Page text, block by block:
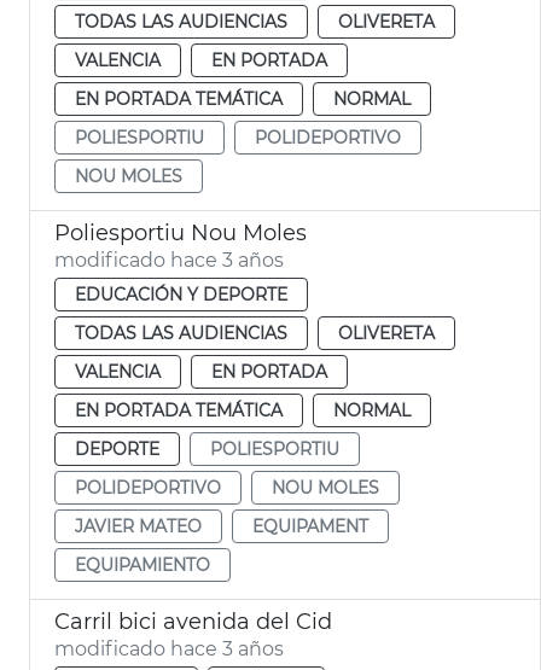
TODAS LAS AUDIENCIAS
OLIVERETA
VALENCIA
EN PORTADA
EN PORTADA TEMÁTICA
NORMAL
POLIESPORTIU
POLIDEPORTIVO
NOU MOLES
Poliesportiu Nou Moles
modificado hace 3 años
EDUCACIÓN Y DEPORTE
TODAS LAS AUDIENCIAS
OLIVERETA
VALENCIA
EN PORTADA
EN PORTADA TEMÁTICA
NORMAL
DEPORTE
POLIESPORTIU
POLIDEPORTIVO
NOU MOLES
JAVIER MATEO
EQUIPAMENT
EQUIPAMIENTO
Carril bici avenida del Cid
modificado hace 3 años